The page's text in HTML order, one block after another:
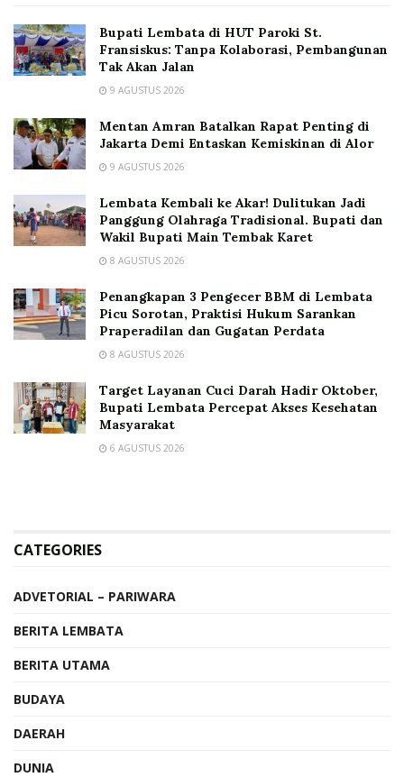
Bupati Lembata di HUT Paroki St.
Fransiskus: Tanpa Kolaborasi, Pembangunan
Tak Akan Jalan
9 AGUSTUS 2026
Mentan Amran Batalkan Rapat Penting di
Jakarta Demi Entaskan Kemiskinan di Alor
9 AGUSTUS 2026
Lembata Kembali ke Akar! Dulitukan Jadi
Panggung Olahraga Tradisional. Bupati dan
Wakil Bupati Main Tembak Karet
8 AGUSTUS 2026
Penangkapan 3 Pengecer BBM di Lembata
Picu Sorotan, Praktisi Hukum Sarankan
Praperadilan dan Gugatan Perdata
8 AGUSTUS 2026
Target Layanan Cuci Darah Hadir Oktober,
Bupati Lembata Percepat Akses Kesehatan
Masyarakat
6 AGUSTUS 2026
CATEGORIES
ADVETORIAL – PARIWARA
BERITA LEMBATA
BERITA UTAMA
BUDAYA
DAERAH
DUNIA